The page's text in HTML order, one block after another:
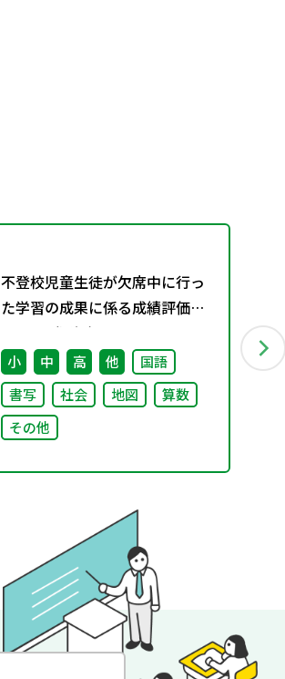
不登校児童生徒が欠席中に行っ
た学習の成果に係る成績評価に
ついて（通知）
小 中 高 他
国語
書写
社会 地図
算数
その他